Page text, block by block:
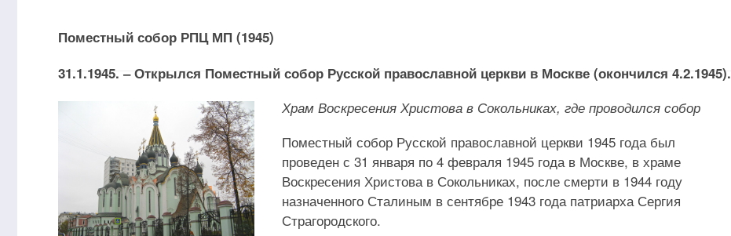
Поместный собор РПЦ МП (1945)
31.1.1945. ‒ Открылся Поместный собор Русской православной церкви в Москве (окончился 4.2.1945).
Храм Воскресения Христова в Сокольниках, где проводился собор
Поместный собор Русской православной церкви 1945 года был
проведен с 31 января по 4 февраля 1945 года в Москве, в храме
Воскресения Христова в Сокольниках, после смерти в 1944 году
назначенного Сталиным в сентябре 1943 года патриарха Сергия
Страгородского.